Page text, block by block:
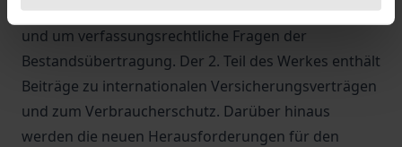
Überschußbeteiligung in der Lebensversicherung
und um verfassungsrechtliche Fragen der
Bestandsübertragung. Der 2. Teil des Werkes enthält
Beiträge zu internationalen Versicherungsverträgen
und zum Verbraucherschutz. Darüber hinaus
werden die neuen Herausforderungen für den